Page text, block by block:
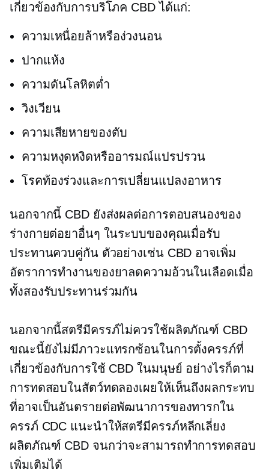
เกี่ยวข้องกับการบริโภค CBD ได้แก่:
ความเหนื่อยล้าหรือง่วงนอน
ปากแห้ง
ความดันโลหิตต่ำ
วิงเวียน
ความเสียหายของตับ
ความหงุดหงิดหรืออารมณ์แปรปรวน
โรคท้องร่วงและการเปลี่ยนแปลงอาหาร
นอกจากนี้ CBD ยังส่งผลต่อการตอบสนองของ
ร่างกายต่อยาอื่นๆ ในระบบของคุณเมื่อรับ
ประทานควบคู่กัน ตัวอย่างเช่น CBD อาจเพิ่ม
อัตราการทำงานของยาลดความอ้วนในเลือดเมื่อ
ทั้งสองรับประทานร่วมกัน
นอกจากนี้สตรีมีครรภ์ไม่ควรใช้ผลิตภัณฑ์ CBD
ขณะนี้ยังไม่มีภาวะแทรกซ้อนในการตั้งครรภ์ที่
เกี่ยวข้องกับการใช้ CBD ในมนุษย์ อย่างไรก็ตาม
การทดสอบในสัตว์ทดลองเผยให้เห็นถึงผลกระทบ
ที่อาจเป็นอันตรายต่อพัฒนาการของทารกใน
ครรภ์ CDC แนะนำให้สตรีมีครรภ์หลีกเลี่ยง
ผลิตภัณฑ์ CBD จนกว่าจะสามารถทำการทดสอบ
เพิ่มเติมได้